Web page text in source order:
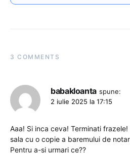
3 COMMENTS
babakloanta spune:
2 iulie 2025 la 17:15
Aaa! Si inca ceva! Terminati
sala cu o copie a baremului de
Pentru a-si urmari ce??